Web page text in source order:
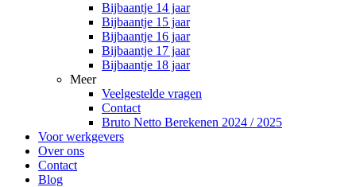
Bijbaantje 14 jaar
Bijbaantje 15 jaar
Bijbaantje 16 jaar
Bijbaantje 17 jaar
Bijbaantje 18 jaar
Meer
Veelgestelde vragen
Contact
Bruto Netto Berekenen 2024 / 2025
Voor werkgevers
Over ons
Contact
Blog